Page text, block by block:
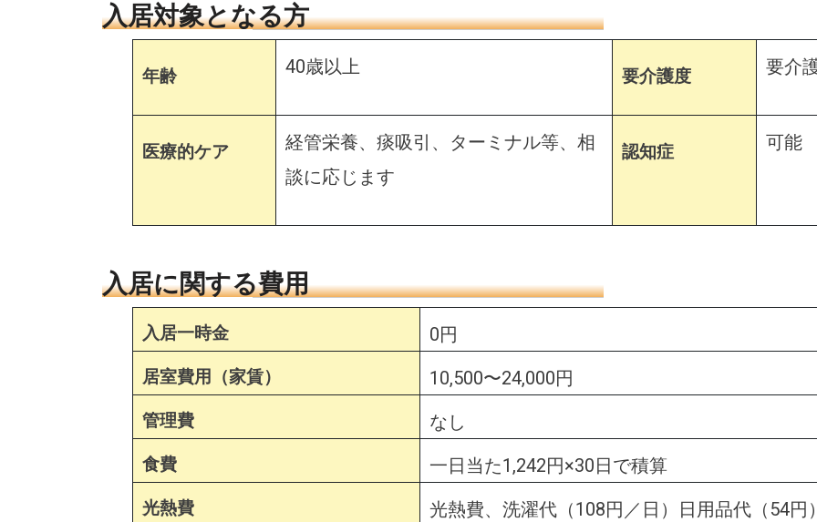
入居対象となる方
年齢 40歳以上 要介護度 要介
医療的ケア
経管栄養、痰吸引、ターミナル等、相
談に応じます
認知症 可能
入居に関する費用
入居一時金 0円
居室費用（家賃） 10,500〜24,000円
管理費 なし
食費 一日当た1,242円×30日で積算
光熱費 光熱費、洗濯代（108円／日）日用品代（54円